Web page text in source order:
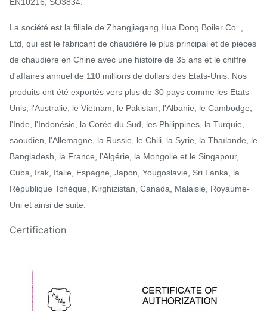
La société est la filiale de Zhangjiagang Hua Dong Boiler Co. ,
Ltd, qui est le fabricant de chaudière le plus principal et de pièces
de chaudière en Chine avec une histoire de 35 ans et le chiffre
d'affaires annuel de 110 millions de dollars des Etats-Unis. Nos
produits ont été exportés vers plus de 30 pays comme les Etats-
Unis, l'Australie, le Vietnam, le Pakistan, l'Albanie, le Cambodge,
l'Inde, l'Indonésie, la Corée du Sud, les Philippines, la Turquie,
saoudien, l'Allemagne, la Russie, le Chili, la Syrie, la Thaïlande, le
Bangladesh, la France, l'Algérie, la Mongolie et le Singapour,
Cuba, Irak, Italie, Espagne, Japon, Yougoslavie, Sri Lanka, la
République Tchèque, Kirghizistan, Canada, Malaisie, Royaume-
Uni et ainsi de suite.
Certification